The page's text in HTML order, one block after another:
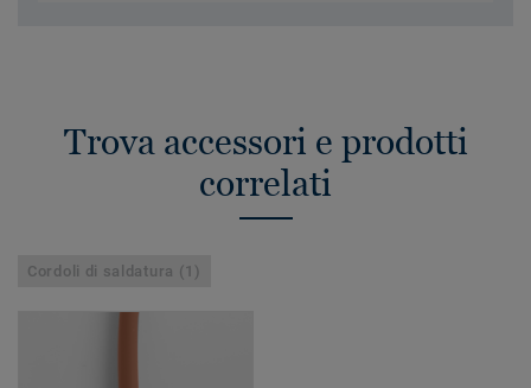
Trova accessori e prodotti
correlati
Cordoli di saldatura (1)